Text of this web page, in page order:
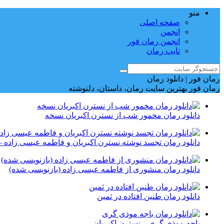
منو
صفحه اصلی
انجمن
انجمن رمان فور
تایپ رمان
رمان فور | دانلود رمان
رمان فور بهترین سایت رمان، داستان، دلنوشته
دانلود رمان مخمور شب از نسترن اکبریان نسخه
دانلود رمان تجسد نوشته نسترن اکبریان و فاطمه عیسی زاده
دانلود رمان منشوری از فاطمه عیسی زاده (بازنویسی شده)
دانلود رمان طنین افتاده در ثمین